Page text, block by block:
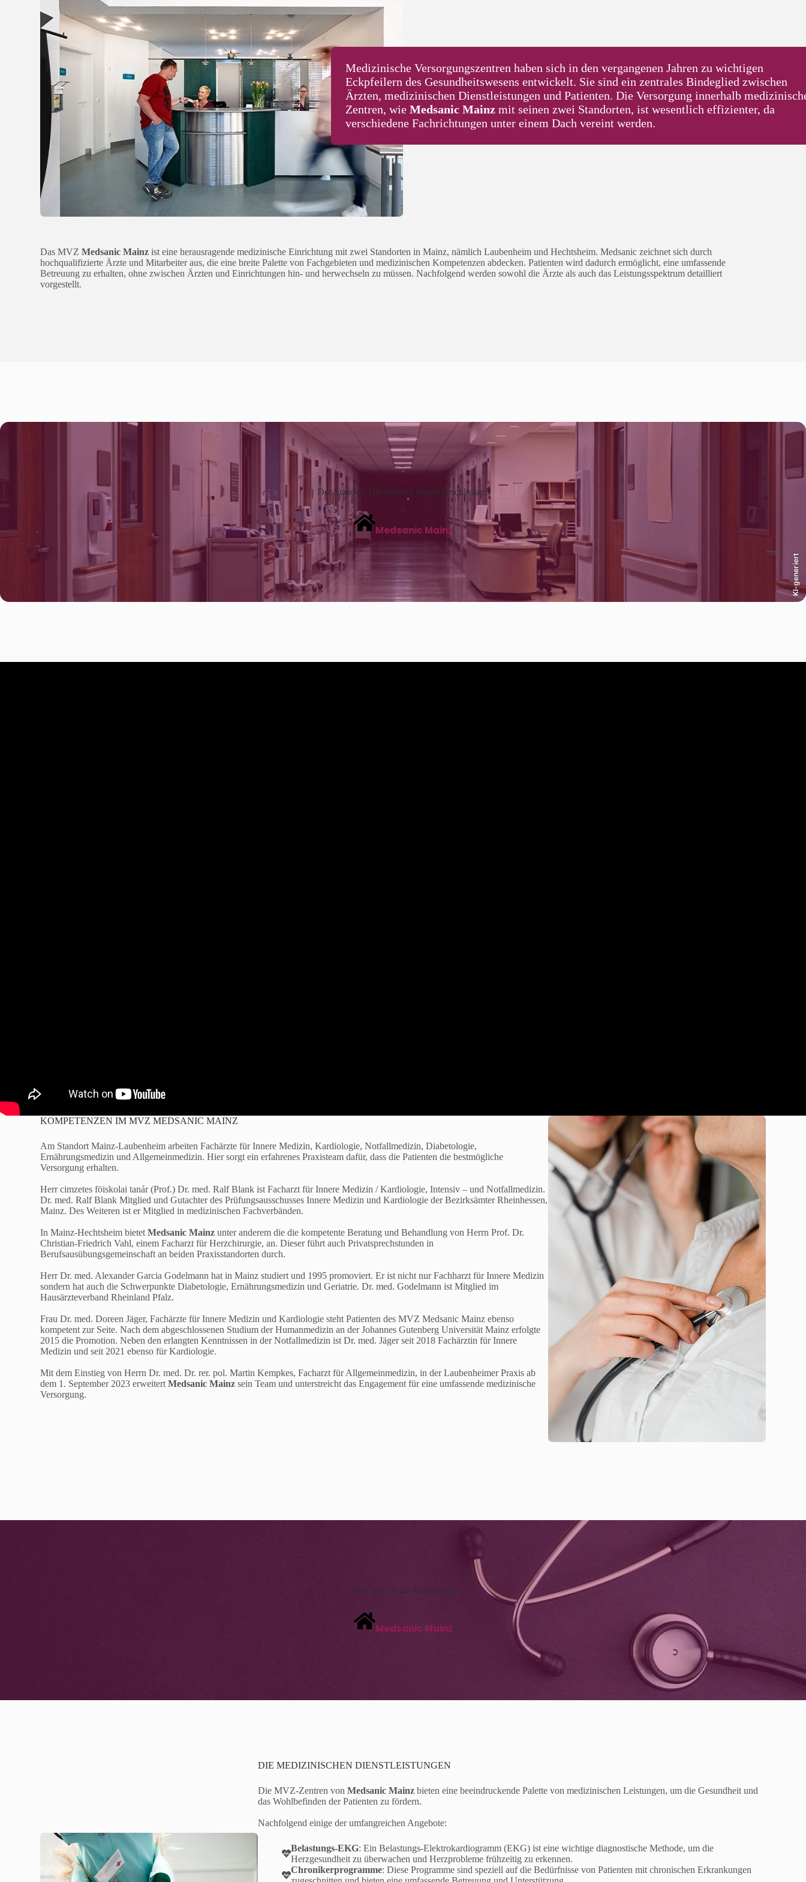
Medizinische Versorgungszentren haben sich in den vergangenen Jahren zu wichtigen
Eckpfeilern des Gesundheitswesens entwickelt. Sie sind ein zentrales Bindeglied zwischen
Ärzten, medizinischen Dienstleistungen und Patienten. Die Versorgung innerhalb
Zentren, wie Medsanic Mainz mit seinen zwei Standorten, ist wesentlich effizienter, da
verschiedene Fachrichtungen unter einem Dach vereint werden.
Das MVZMedsanic Mainz ist eine herausragende medizinische Einrichtung mit zwei Standorten in Mainz, nämlich Laubenheim und Hechtsheim. Medsanic zeichnet sich durch
hochqualifizierte Ärzte und Mitarbeiter aus, die eine breite Palette von Fachgebieten und medizinischen Kompetenzen abdecken. Patienten wird dadurch ermöglicht, eine umfassende
Betreuung zu erhalten, ohne zwischen Ärzten und Einrichtungen hin- und herwechseln zu müssen. Nachfolgend werden sowohl die Ärzte als auch das Leistungsspektrum detailliert
vorgestellt.
Der Standort Hechtsheim wurde geschlossen.
Medsanic Mainz
KI-generiert
KOMPETENZEN IM MVZ MEDSANIC MAINZ
Am Standort Mainz-Laubenheim arbeiten Fachärzte für Innere Medizin, Kardiologie, Notfallmedizin, Diabetologie,
Ernährungsmedizin und Allgemeinmedizin. Hier sorgt ein erfahrenes Praxisteam dafür, dass die Patienten die bestmögliche
Versorgung erhalten.
Herr cimzetes föiskolai tanár (Prof.) Dr. med. Ralf Blank ist Facharzt für Innere Medizin / Kardiologie, Intensiv – und Notfallmedizin.
Dr. med. Ralf Blank Mitglied und Gutachter des Prüfungsausschusses Innere Medizin und Kardiologie der Bezirksämter Rheinhessen,
Mainz. Des Weiteren ist er Mitglied in medizinischen Fachverbänden.
In Mainz-Hechtsheim bietetMedsanic Mainz unter anderem die die kompetente Beratung und Behandlung von Herrn Prof. Dr.
Christian-Friedrich Vahl, einem Facharzt für Herzchirurgie, an. Dieser führt auch Privatsprechstunden in
Berufsausübungsgemeinschaft an beiden Praxisstandorten durch.
Herr Dr. med. Alexander Garcia Godelmann hat in Mainz studiert und 1995 promoviert. Er ist nicht nur Fachharzt für Innere Medizin
sondern hat auch die Schwerpunkte Diabetologie, Ernährungsmedizin und Geriatrie. Dr. med. Godelmann ist Mitglied im
Hausärzteverband Rheinland Pfalz.
Frau Dr. med. Doreen Jäger, Fachärzte für Innere Medizin und Kardiologie steht Patienten des MVZ Medsanic Mainz ebenso
kompetent zur Seite. Nach dem abgeschlossenen Studium der Humanmedizin an der Johannes Gutenberg Universität Mainz erfolgte
2015 die Promotion. Neben den erlangten Kenntnissen in der Notfallmedizin ist Dr. med. Jäger seit 2018 Fachärztin für Innere
Medizin und seit 2021 ebenso für Kardiologie.
Mit dem Einstieg von Herrn Dr. med. Dr. rer. pol. Martin Kempkes, Facharzt für Allgemeinmedizin, in der Laubenheimer Praxis ab
dem 1. September 2023 erweitertMedsanic Mainz sein Team und unterstreicht das Engagement für eine umfassende medizinische
Versorgung.
Hier geht es zur Homepage
Medsanic Mainz
DIE MEDIZINISCHEN DIENSTLEISTUNGEN
Die MVZ-Zentren vonMedsanic Mainz bieten eine beeindruckende Palette von medizinischen Leistungen, um die Gesundheit und
das Wohlbefinden der Patienten zu fördern.
Nachfolgend einige der umfangreichen Angebote:
Belastungs-EKG: Ein Belastungs-Elektrokardiogramm (EKG) ist eine wichtige diagnostische Methode, um die
Herzgesundheit zu überwachen und Herzprobleme frühzeitig zu erkennen.
Chronikerprogramme: Diese Programme sind speziell auf die Bedürfnisse von Patienten mit chronischen Erkrankungen